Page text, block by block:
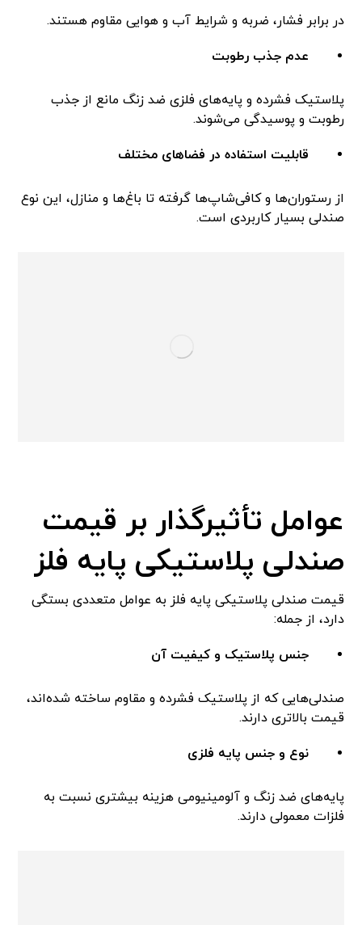
در برابر فشار، ضربه و شرایط آب و هوایی مقاوم هستند.
عدم جذب رطوبت
پلاستیک فشرده و پایه‌های فلزی ضد زنگ مانع از جذب
رطوبت و پوسیدگی می‌شوند.
قابلیت استفاده در فضاهای مختلف
از رستوران‌ها و کافی‌شاپ‌ها گرفته تا باغ‌ها و منازل، این نوع
صندلی بسیار کاربردی است.
عوامل تأثیرگذار بر قیمت
صندلی پلاستیکی پایه فلز
قیمت صندلی پلاستیکی پایه فلز به عوامل متعددی بستگی
دارد، از جمله:
جنس پلاستیک و کیفیت آن
صندلی‌هایی که از پلاستیک فشرده و مقاوم ساخته شده‌اند،
قیمت بالاتری دارند.
نوع و جنس پایه فلزی
پایه‌های ضد زنگ و آلومینیومی هزینه بیشتری نسبت به
فلزات معمولی دارند.